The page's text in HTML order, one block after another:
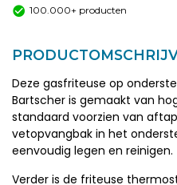
100.000+ producten
Deze gasfriteuse op
Bartscher is gemaakt van
standaard voorzien van
vetopvangbak in het
eenvoudig legen en reinigen.
Verder is de friteuse